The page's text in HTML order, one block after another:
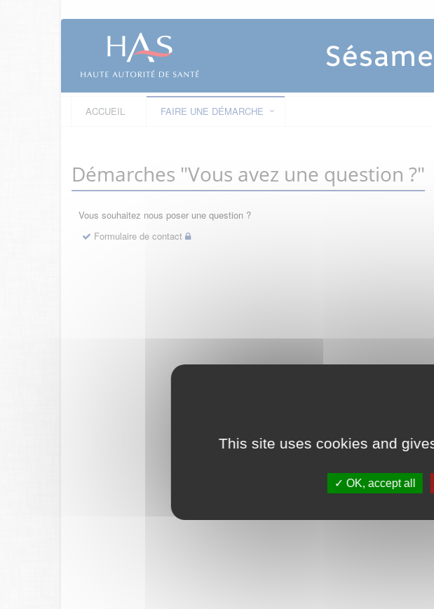
This site uses cookies and
OK, accept all
ACCUEIL FAIRE UNE DÉMARCHE
Démarches "Vous avez une question ?"
Vous souhaitez nous poser une question ?
Formulaire de contact